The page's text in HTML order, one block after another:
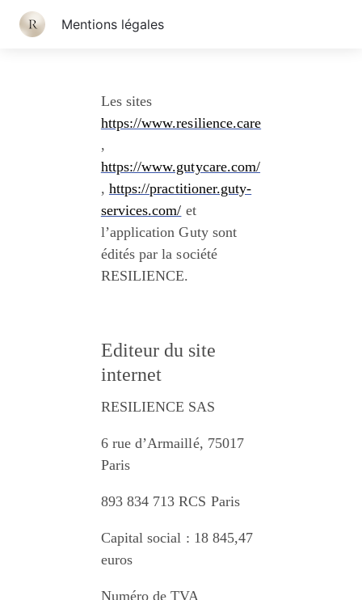
Mentions légales
Les sites
https://www.resilience.care
,
https://www.gutycare.com/
, https://practitioner.guty-
services.com/ et
l’application Guty sont
édités par la société
RESILIENCE.
Editeur du site
internet
RESILIENCE SAS
6 rue d’Armaillé, 75017
Paris
893 834 713 RCS Paris
Capital social : 18 845,47
euros
Numéro de TVA